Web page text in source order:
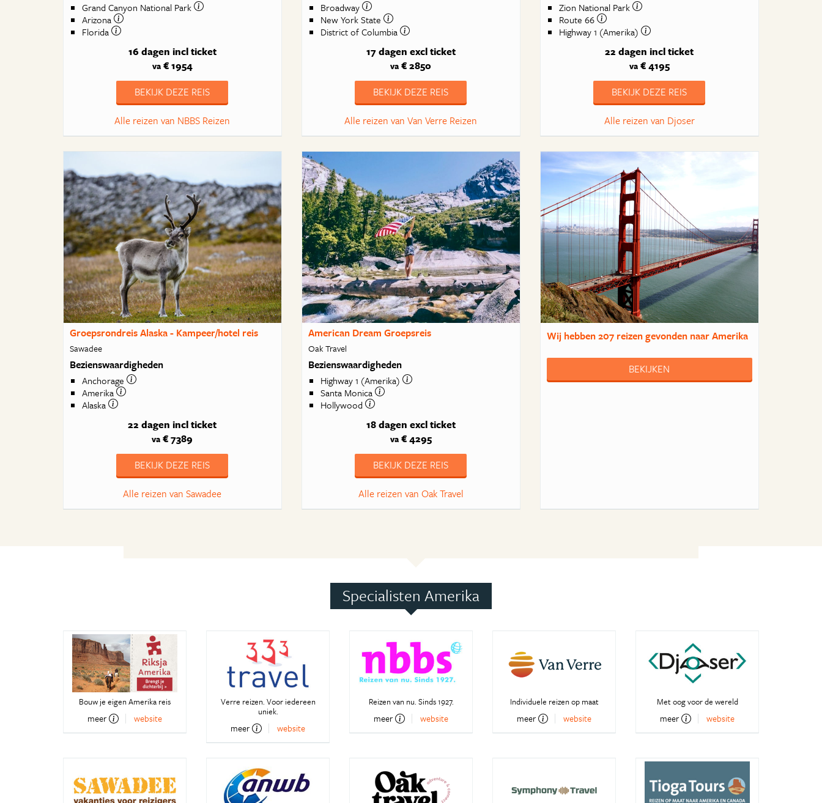
Grand Canyon National Park
Arizona
Florida
16 dagen incl ticket
va€ 1954
BEKIJK DEZE REIS
Alle reizen van NBBS Reizen
Broadway
New York State
District of Columbia
17 dagen excl ticket
va € 2850
BEKIJK DEZE REIS
Alle reizen van Van Verre Reizen
Zion National Park
Route 66
Highway 1 (Amerika)
22 dagen incl ticket
va€ 4195
BEKIJK DEZE REIS
Alle reizen van Djoser
Groepsrondreis Alaska - Kampeer/hotel reis
Sawadee
Bezienswaardigheden
Anchorage
Amerika
Alaska
22 dagen incl ticket
va € 7389
BEKIJK DEZE REIS
Alle reizen van Sawadee
American Dream Groepsreis
Oak Travel
Bezienswaardigheden
Highway 1 (Amerika)
Santa Monica
Hollywood
18 dagen excl ticket
va€ 4295
BEKIJK DEZE REIS
Alle reizen van Oak Travel
Wij hebben207 reizengevonden naar Amerika
BEKIJKEN
Specialisten Amerika
Bouw je eigen Amerika reis
meer website
Verre reizen. Voor iedereen
uniek.
meer website
Reizen van nu. Sinds 1927.
meer website
Individuele reizen op maat
meer website
Met oog voor de wereld
meer website